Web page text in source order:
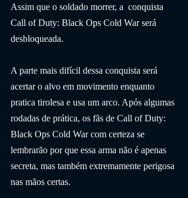
Assim que o soldado morrer, a  conquista
Call of Duty: Black Ops Cold War será
desbloqueada.
A parte mais difícil dessa conquista será
acertar o alvo em movimento enquanto
pratica tirolesa e usa um arco. Após algumas
rodadas de prática, os fãs de Call of Duty:
Black Ops Cold War com certeza se
lembrarão por que essa arma não é apenas
secreta, mas também extremamente perigosa
nas mãos certas.